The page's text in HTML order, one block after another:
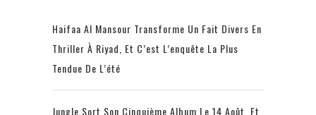
Haifaa Al Mansour Transforme Un Fait Divers En
Thriller À Riyad, Et C’est L’enquête La Plus
Tendue De L’été
Jungle Sort Son Cinquième Album Le 14 Août, Et